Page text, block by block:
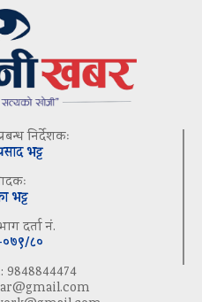
निर्देशकः
भट्ट
भट्ट
दर्ता नं.
८०
9848844474